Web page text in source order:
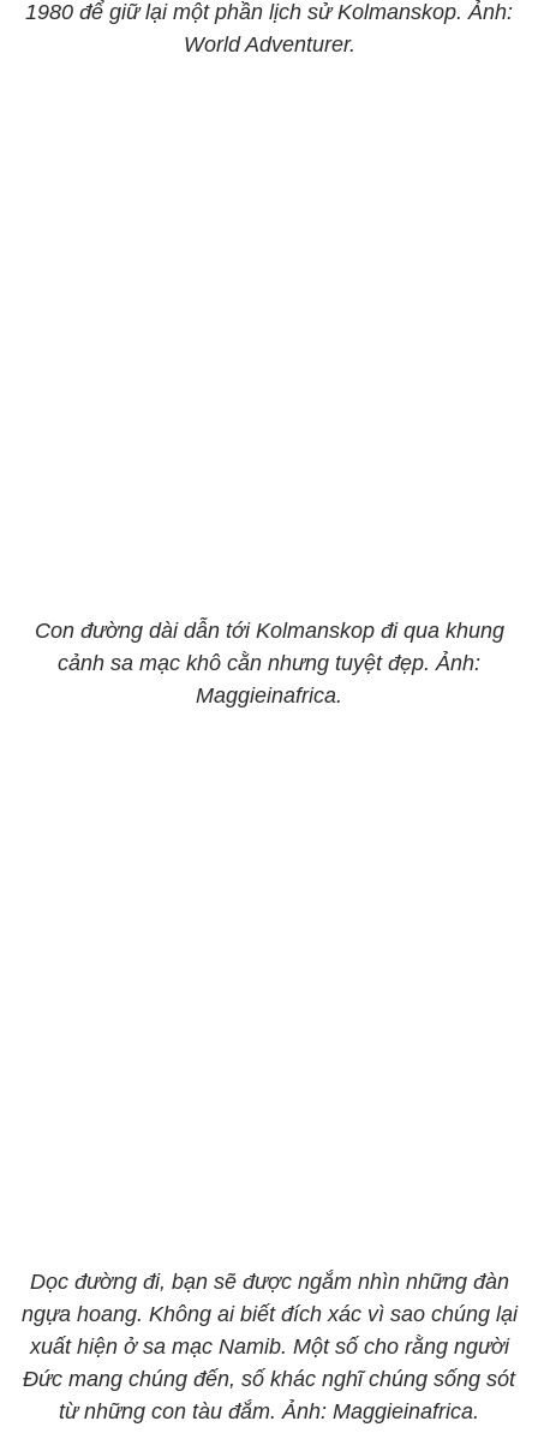
1980 để giữ lại một phần lịch sử Kolmanskop. Ảnh:
World Adventurer.
Con đường dài dẫn tới Kolmanskop đi qua khung
cảnh sa mạc khô cằn nhưng tuyệt đẹp. Ảnh:
Maggieinafrica.
Dọc đường đi, bạn sẽ được ngắm nhìn những đàn
ngựa hoang. Không ai biết đích xác vì sao chúng lại
xuất hiện ở sa mạc Namib. Một số cho rằng người
Đức mang chúng đến, số khác nghĩ chúng sống sót
từ những con tàu đắm. Ảnh: Maggieinafrica.